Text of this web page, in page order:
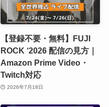
【登録不要・無料】FUJI
ROCK ‘2026 配信の見方｜
Amazon Prime Video・
Twitch対応
2026年7月18日